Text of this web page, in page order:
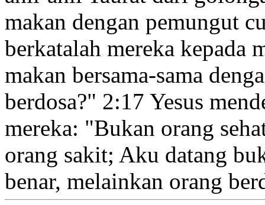
makan dengan pemungut
berkatalah mereka
makan bersama-sama
berdosa?" 2:17 Yesus
mereka: "Bukan orang
orang sakit; Aku datang
benar, melainkan orang